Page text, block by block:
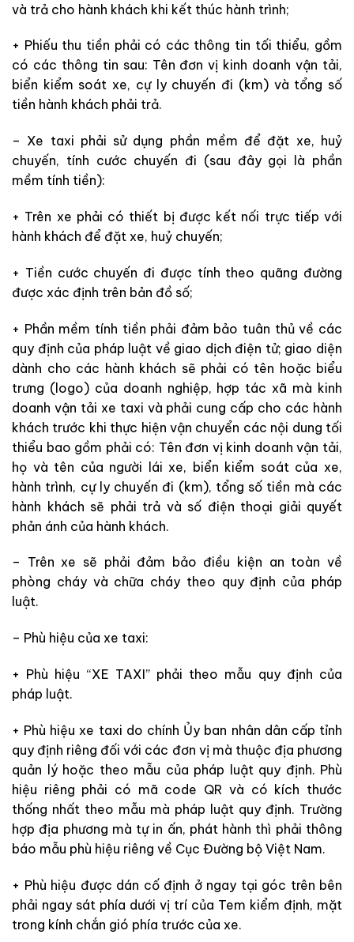
và trả cho hành khách khi kết thúc hành trình;
+ Phiếu thu tiền phải có các thông tin tối thiểu, gồm
có các thông tin sau: Tên đơn vị kinh doanh vận tải,
biển kiểm soát xe, cự ly chuyến đi (km) và tổng số
tiền hành khách phải trả.
– Xe taxi phải sử dụng phần mềm để đặt xe, huỷ
chuyến, tính cước chuyến đi (sau đây gọi là phần
mềm tính tiền):
+ Trên xe phải có thiết bị được kết nối trực tiếp với
hành khách để đặt xe, huỷ chuyến;
+ Tiền cước chuyến đi được tính theo quãng đường
được xác định trên bản đồ số;
+ Phần mềm tính tiền phải đảm bảo tuân thủ về các
quy định của pháp luật về giao dịch điện tử; giao diện
dành cho các hành khách sẽ phải có tên hoặc biểu
trưng (logo) của doanh nghiệp, hợp tác xã mà kinh
doanh vận tải xe taxi và phải cung cấp cho các hành
khách trước khi thực hiện vận chuyển các nội dung tối
thiểu bao gồm phải có: Tên đơn vị kinh doanh vận tải,
họ và tên của người lái xe, biển kiểm soát của xe,
hành trình, cự ly chuyến đi (km), tổng số tiền mà các
hành khách sẽ phải trả và số điện thoại giải quyết
phản ánh của hành khách.
– Trên xe sẽ phải đảm bảo điều kiện an toàn về
phòng cháy và chữa cháy theo quy định của pháp
luật.
– Phù hiệu của xe taxi:
+ Phù hiệu “XE TAXI” phải theo mẫu quy định của
pháp luật.
+ Phù hiệu xe taxi do chính Ủy ban nhân dân cấp tỉnh
quy định riêng đối với các đơn vị mà thuộc địa phương
quản lý hoặc theo mẫu của pháp luật quy định. Phù
hiệu riêng phải có mã code QR và có kích thước
thống nhất theo mẫu mà pháp luật quy định. Trường
hợp địa phương mà tự in ấn, phát hành thì phải thông
báo mẫu phù hiệu riêng về Cục Đường bộ Việt Nam.
+ Phù hiệu được dán cố định ở ngay tại góc trên bên
phải ngay sát phía dưới vị trí của Tem kiểm định, mặt
trong kính chắn gió phía trước của xe.